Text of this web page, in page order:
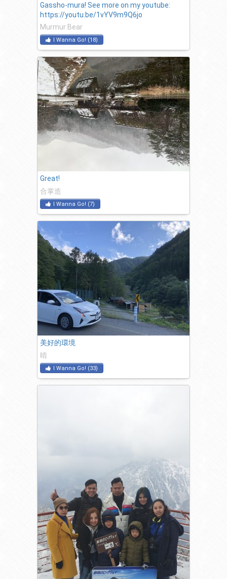
Gassho-mura! See more on my youtube:
https://youtu.be/1vYV9m9Q6jo
Murmur Bear
I Wanna Go! (18)
Great!
合掌造
I Wanna Go! (7)
美好的環境
晴
I Wanna Go! (33)